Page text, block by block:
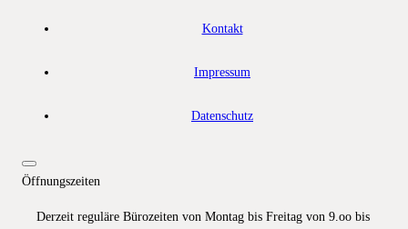
Kontakt
Impressum
Datenschutz
Öffnungszeiten
Derzeit reguläre Bürozeiten von Montag bis Freitag von 9.oo bis